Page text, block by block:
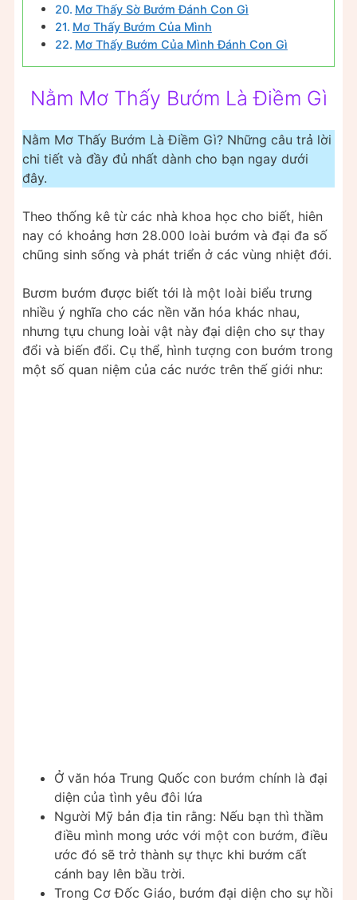
Mơ Thấy Sờ Bướm Đánh Con Gì
Mơ Thấy Bướm Của Mình
Mơ Thấy Bướm Của Mình Đánh Con Gì
Nằm Mơ Thấy Bướm Là Điềm Gì
Nằm Mơ Thấy Bướm Là Điềm Gì? Những câu trả lời
chi tiết và đầy đủ nhất dành cho bạn ngay dưới
đây.
Theo thống kê từ các nhà khoa học cho biết, hiên
nay có khoảng hơn 28.000 loài bướm và đại đa số
chũng sinh sống và phát triển ở các vùng nhiệt đới.
Bươm bướm được biết tới là một loài biểu trưng
nhiều ý nghĩa cho các nền văn hóa khác nhau,
nhưng tựu chung loài vật này đại diện cho sự thay
đổi và biến đổi. Cụ thể, hình tượng con bướm trong
một số quan niệm của các nước trên thế giới như:
Ở văn hóa Trung Quốc con bướm chính là đại
diện của tình yêu đôi lứa
Người Mỹ bản địa tin rằng: Nếu bạn thì thầm
điều mình mong ước với một con bướm, điều
ước đó sẽ trở thành sự thực khi bướm cất
cánh bay lên bầu trời.
Trong Cơ Đốc Giáo, bướm đại diện cho sự hồi